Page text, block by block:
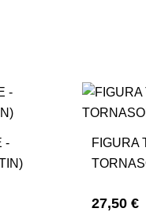
-
FIGURA
27,50 €